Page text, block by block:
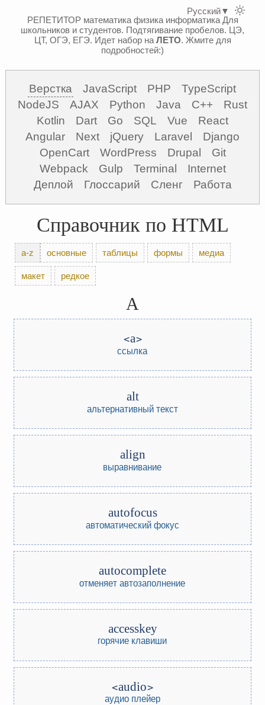
РЕПЕТИТОР математика физика информатикаДля
школьников и студентов. Подтягивание пробелов. ЦЭ,
ЦТ, ОГЭ, ЕГЭ. Идет набор на ЛЕТО. Жмите для
подробностей:)
Верстка JavaScript PHP
TypeScript
NodeJS
AJAX Python Java C++
Rust
Kotlin
Dart Go SQL Vue
React
Angular
Next jQuery Laravel
Django
OpenCart
WordPress Drupal
Git
Webpack
Gulp Terminal
Internet
Деплой
Глоссарий Сленг Работа
Справочник по HTML
a-z основные таблицы формы медиа
макет редкое
A
a
ссылка
alt
альтернативный текст
align
выравнивание
autofocus
автоматический фокус
autocomplete
отменяет автозаполнение
accesskey
горячие клавиши
audio
аудио плейер
Русский▼